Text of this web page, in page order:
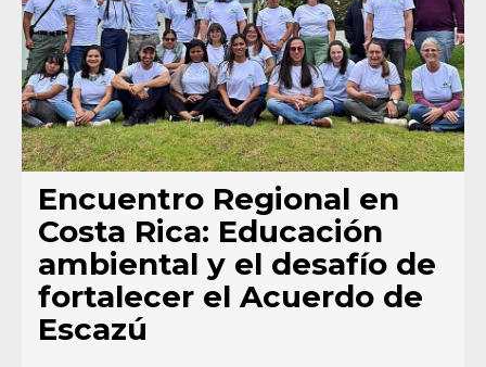
Encuentro Regional en
Costa Rica: Educación
ambiental y el desafío de
fortalecer el Acuerdo de
Escazú